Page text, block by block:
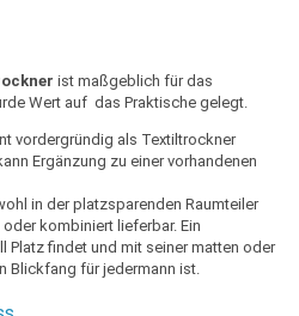
ist maßgeblich für das
Wert auf das Praktische gelegt.
vordergründig als Textiltrockner
Ergänzung zu einer vorhandenen
in der platzsparenden Raumteiler
kombiniert lieferbar. Ein
Platz findet und mit seiner matten oder
Blickfang für jedermann ist.